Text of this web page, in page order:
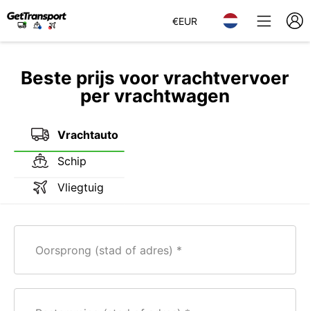
€EUR
Beste prijs voor vrachtvervoer
per vrachtwagen
Vrachtauto
Schip
Vliegtuig
Oorsprong (stad of adres)